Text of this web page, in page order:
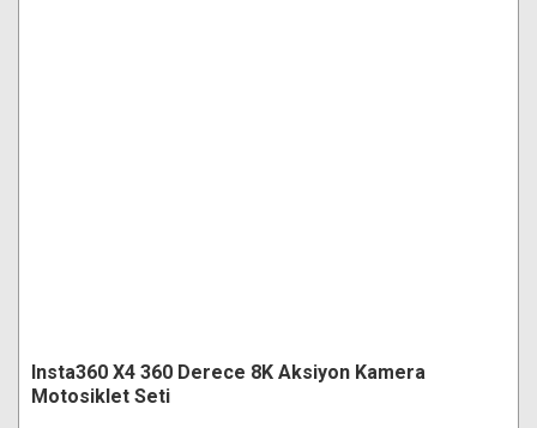
Insta360 X4 360 Derece 8K Aksiyon Kamera
Motosiklet Seti